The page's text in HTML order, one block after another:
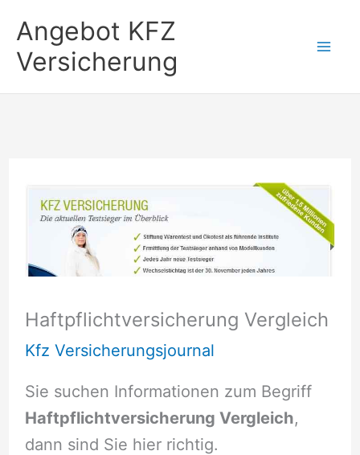
Inhalt
springen
Angebot KFZ
Versicherung
Haftpflichtversicherung Vergleich
Kfz Versicherungsjournal
Sie suchen Informationen zum Begriff
Haftpflichtversicherung Vergleich,
dann sind Sie hier richtig.